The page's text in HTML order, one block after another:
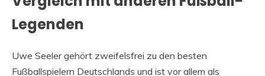
Legenden
Uwe Seeler gehört zweifelsfrei zu den besten
Fußballspielern Deutschlands und ist vor allem als